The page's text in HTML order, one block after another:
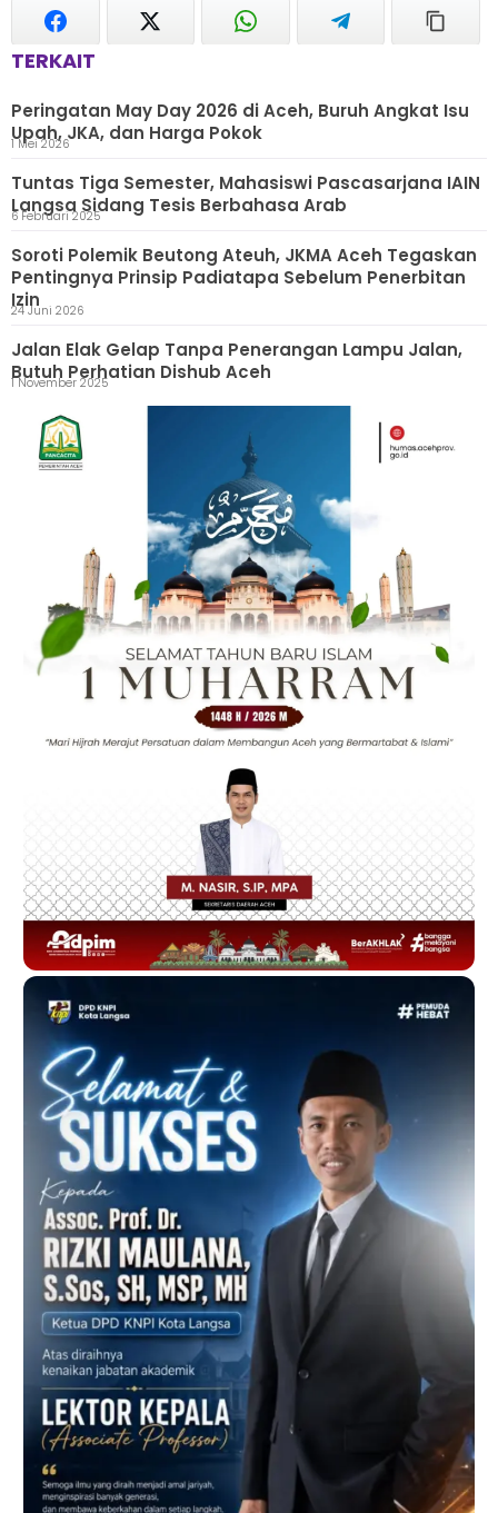
TERKAIT
Peringatan May Day 2026 di Aceh, Buruh Angkat Isu
Upah, JKA, dan Harga Pokok
1 Mei 2026
Tuntas Tiga Semester, Mahasiswi Pascasarjana IAIN
Langsa Sidang Tesis Berbahasa Arab
6 Februari 2025
Soroti Polemik Beutong Ateuh, JKMA Aceh Tegaskan
Pentingnya Prinsip Padiatapa Sebelum Penerbitan
Izin
24 Juni 2026
Jalan Elak Gelap Tanpa Penerangan Lampu Jalan,
Butuh Perhatian Dishub Aceh
1 November 2025